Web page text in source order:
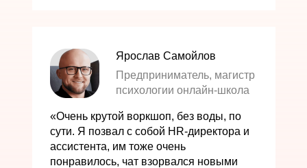
Ярослав Самойлов
Предприниматель, магистр
психологии онлайн-школа
«Очень крутой воркшоп, без воды, по
сути. Я позвал с собой HR-директора и
ассистента, им тоже очень
понравилось, чат взорвался новыми